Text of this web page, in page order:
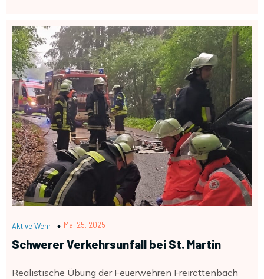
Aktive Wehr Mai 25, 2025
Schwerer Verkehrsunfall bei St. Martin
Realistische Übung der Feuerwehren Freiröttenbach